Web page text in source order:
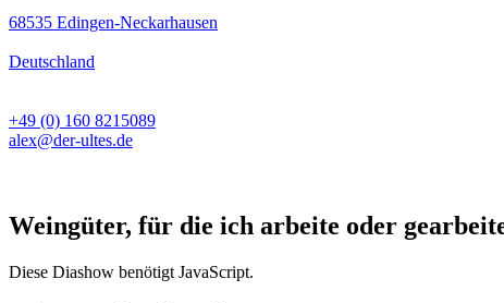
68535 Edingen-Neckarhausen
Deutschland
+49 (0) 160 8215089
alex@der-ultes.de
Weingüter, für die ich arbeite oder
Diese Diashow benötigt JavaScript.